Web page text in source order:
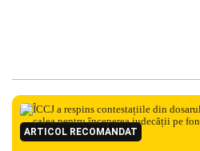
ARTICOL RECOMANDAT